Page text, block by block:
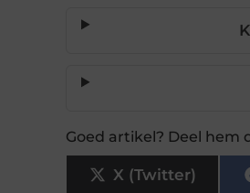
Goed artikel? Deel hem
X (Twitter)